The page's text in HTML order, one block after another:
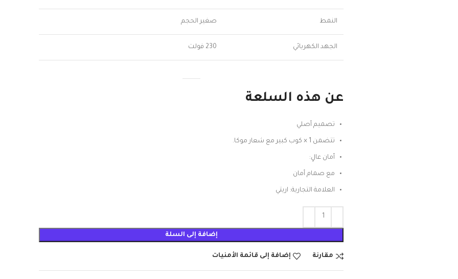
النمط صغير الحجم
الجهد الكهربائي 230 فولت
عن هذه السلعة
تصميم أصلي
تتضمن 1 × كوب كبير مع شعار موكا.
أمان عالٍ:
مع صمام أمان
العلامة التجارية: اريتي
إضافة إلى السلة
مقارنة إضافة إلى قائمة الأمنيات